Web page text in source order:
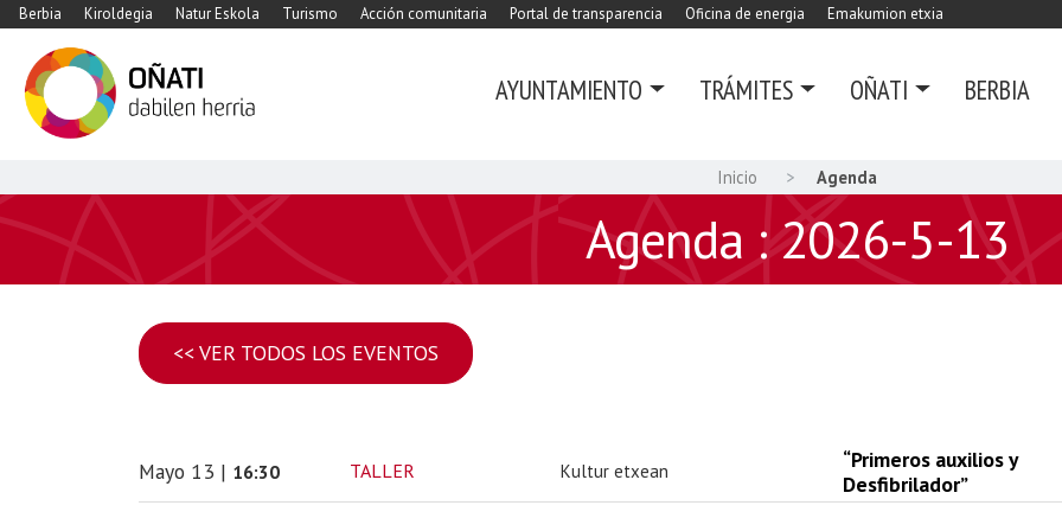
Berbia Kiroldegia Natur Eskola Turismo Acción comunitaria Portal de transparencia Oficina de energia Emakumion etxia
AYUNTAMIENTO TRÁMITES OÑATI BERBIA
Inicio Agenda
Agenda : 2026-5-13
<< VER TODOS LOS EVENTOS
Mayo 13 | 16:30 TALLER Kultur etxean
“Primeros auxilios y
Desfibrilador”